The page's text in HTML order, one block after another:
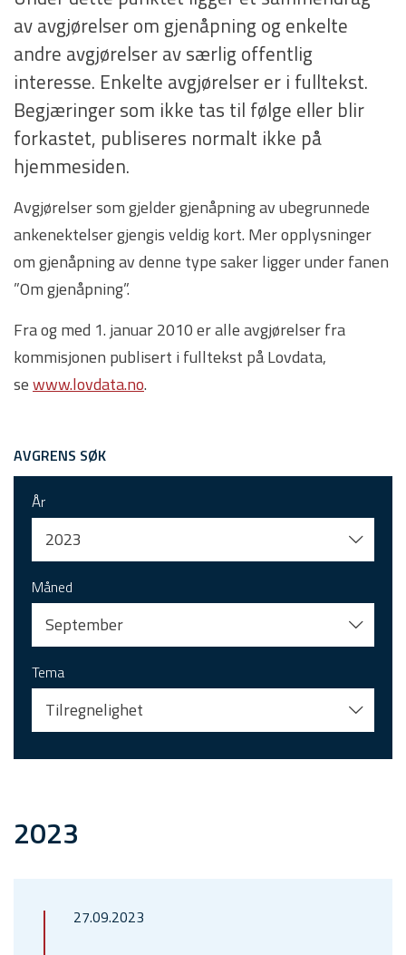
av avgjørelser om gjenåpning og enkelte
andre avgjørelser av særlig offentlig
interesse. Enkelte avgjørelser er i fulltekst.
Begjæringer som ikke tas til følge eller blir
forkastet, publiseres normalt ikke på
hjemmesiden.
Avgjørelser som gjelder gjenåpning av ubegrunnede
ankenektelser gjengis veldig kort. Mer opplysninger
om gjenåpning av denne type saker ligger under fanen
”Om gjenåpning”.
Fra og med 1. januar 2010 er alle avgjørelser fra
kommisjonen publisert i fulltekst på Lovdata,
sewww.lovdata.no.
AVGRENS SØK
År
2023
Måned
September
Tema
Tilregnelighet
2023
27.09.2023